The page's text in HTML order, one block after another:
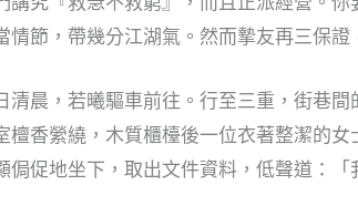
情節，帶幾分江湖氣。然而摯友再三保
清晨，若曦驅車前往。行至三重，街巷
檀香縈繞，木質櫃檯後一位衣著整潔的
侷促地坐下，取出文件資料，低聲道：